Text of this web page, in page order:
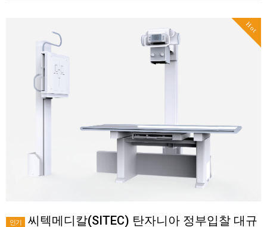
Hot
인기 씨텍메디칼(SITEC) 탄자니아 정부입찰 대규